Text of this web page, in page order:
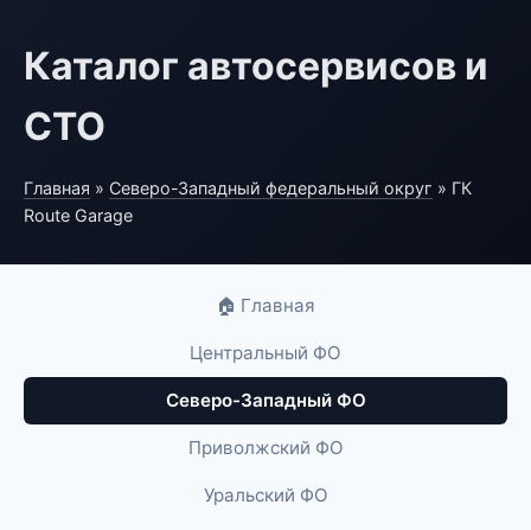
Каталог автосервисов и
СТО
Главная » Северо-Западный федеральный округ » ГК
Route Garage
🏠 Главная
Центральный ФО
Северо-Западный ФО
Приволжский ФО
Уральский ФО